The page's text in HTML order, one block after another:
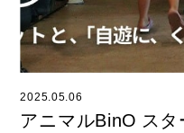
2025.05.06
アニマルBinO スタ